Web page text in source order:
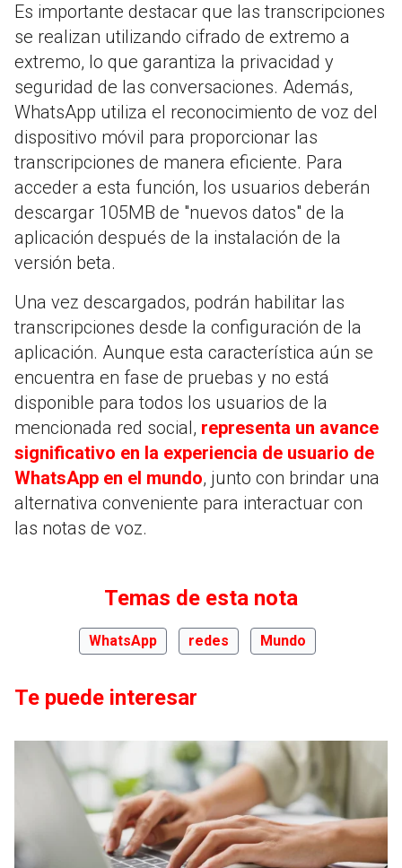
Es importante destacar que las transcripciones
se realizan utilizando cifrado de extremo a
extremo, lo que garantiza la privacidad y
seguridad de las conversaciones. Además,
WhatsApp utiliza el reconocimiento de voz del
dispositivo móvil para proporcionar las
transcripciones de manera eficiente. Para
acceder a esta función, los usuarios deberán
descargar 105MB de "nuevos datos" de la
aplicación después de la instalación de la
versión beta.
Una vez descargados, podrán habilitar las
transcripciones desde la configuración de la
aplicación. Aunque esta característica aún se
encuentra en fase de pruebas y no está
disponible para todos los usuarios de la
mencionada red social, representa un avance
significativo en la experiencia de usuario de
WhatsApp en el mundo, junto con brindar una
alternativa conveniente para interactuar con
las notas de voz.
Temas de esta nota
WhatsApp redes Mundo
Te puede interesar